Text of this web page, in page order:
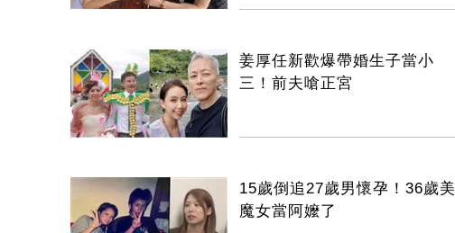
姜厚任新歡爆帶婚生子當小
三！前夫嗆正宮
15歲倒追27歲男懷孕！36歲美
魔女當阿嬤了